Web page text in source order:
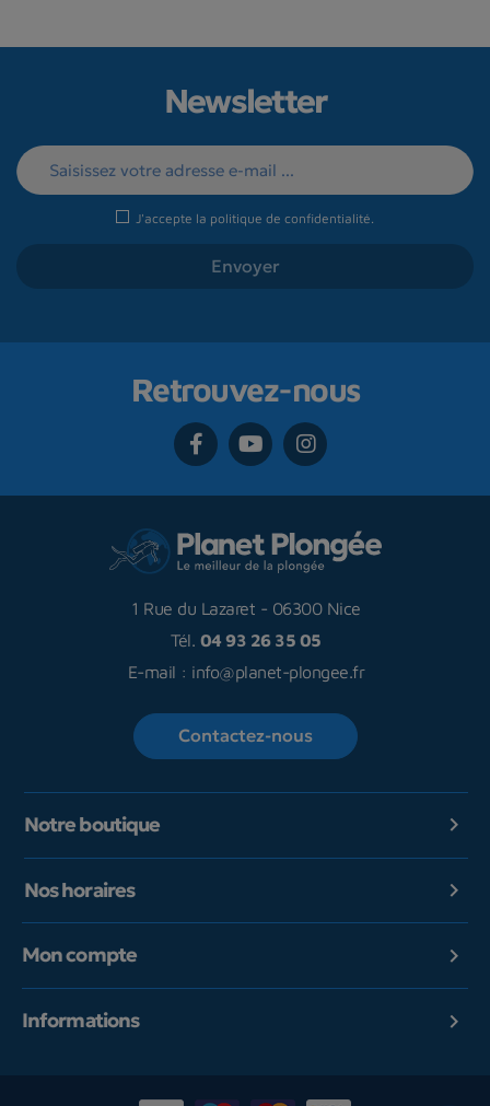
Newsletter
J'accepte la politique de confidentialité.
Retrouvez-nous
1 Rue du Lazaret - 06300 Nice
Tél. 04 93 26 35 05
E-mail : info@planet-plongee.fr
Contactez-nous
Notre boutique 
Nos horaires 
Mon compte 
Informations 